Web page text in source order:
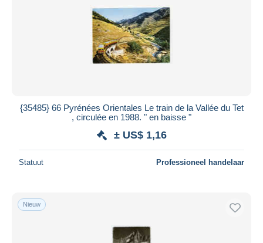
{35485} 66 Pyrénées Orientales Le train de la Vallée du Tet
, circulée en 1988. " en baisse "
± US$ 1,16
Statuut Professioneel handelaar
Nieuw